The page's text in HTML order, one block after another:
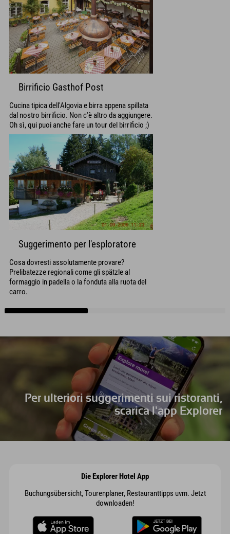
Birrificio Gasthof Post
Cucina tipica dell'Algovia e birra appena spillata
dal nostro birrificio. Non c'è altro da aggiungere.
Oh sì, qui puoi anche fare un tour del birrificio ;)
Suggerimento per l'esploratore
Cosa dovresti assolutamente provare?
Prelibatezze regionali come gli spätzle al
formaggio in padella o la fonduta alla ruota del
carro.
Per ulteriori suggerimenti sui ristoranti,
scarica l'app Explorer
Die Explorer Hotel App
Buchungsübersicht, Tourenplaner, Restauranttipps uvm. Jetzt
downloaden!